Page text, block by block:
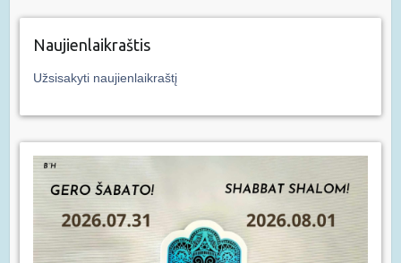
Naujienlaikraštis
Užsisakyti naujienlaikraštį